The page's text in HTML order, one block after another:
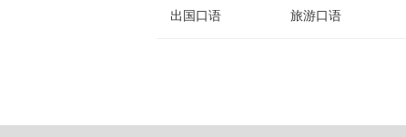
出国口语 旅游口语